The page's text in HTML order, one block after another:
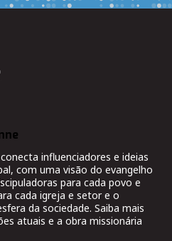
influenciadores e ideias
com uma visão do evangelho
para cada povo e
cada igreja e setor e o
da sociedade. Saiba mais
atuais e a obra missionária